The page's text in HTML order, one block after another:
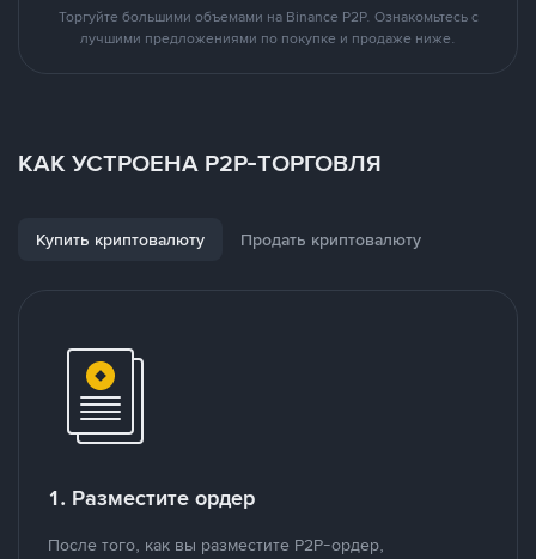
Торгуйте большими объемами на Binance P2P. Ознакомьтесь с
лучшими предложениями по покупке и продаже ниже.
КАК УСТРОЕНА P2P-ТОРГОВЛЯ
Купить криптовалюту Продать криптовалюту
1. Разместите ордер
После того, как вы разместите P2P-ордер,